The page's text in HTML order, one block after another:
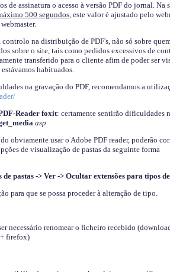
de assinatura o acesso à versão PDF do jornal. Na
500 segundos, este valor é ajustado pelo
na distribuição de PDF's, não só sobre
sobre o site, tais como pedidos excessivos de
transferido para o cliente afim de poder ser
habituados.
na gravação do PDF, recomendamos a
Reader foxit: certamente sentirão dificuldades
.asp
obviamente usar o Adobe PDF reader, poderão
de visualização de pastas da seguinte forma
de pastas -> Ver -> Ocultar extensões para tipos
para que se possa proceder à alteração de tipo.
necessário renomear o ficheiro recebido
firefox)